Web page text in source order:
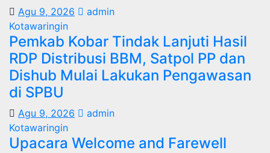
Agu 9, 2026
admin
Kotawaringin
Pemkab Kobar Tindak Lanjuti Hasil
RDP Distribusi BBM, Satpol PP dan
Dishub Mulai Lakukan Pengawasan
di SPBU
Agu 9, 2026
admin
Kotawaringin
Upacara Welcome and Farewell